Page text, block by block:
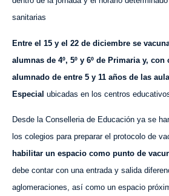
sanitarias
Entre el 15 y el 22 de diciembre se
alumnas de 4º, 5º y 6º de Primaria y, con
alumnado de entre 5 y 11 años de las
Especial ubicadas en los centros
Desde la Conselleria de Educación ya se
los colegios para prepararel protocolo de
habilitar un espacio como punto de
debe contar con una entrada y salida
aglomeraciones, así como un espacio